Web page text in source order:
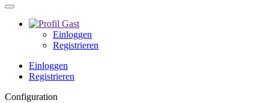
Gast
Einloggen
Registrieren
Einloggen
Registrieren
Configuration